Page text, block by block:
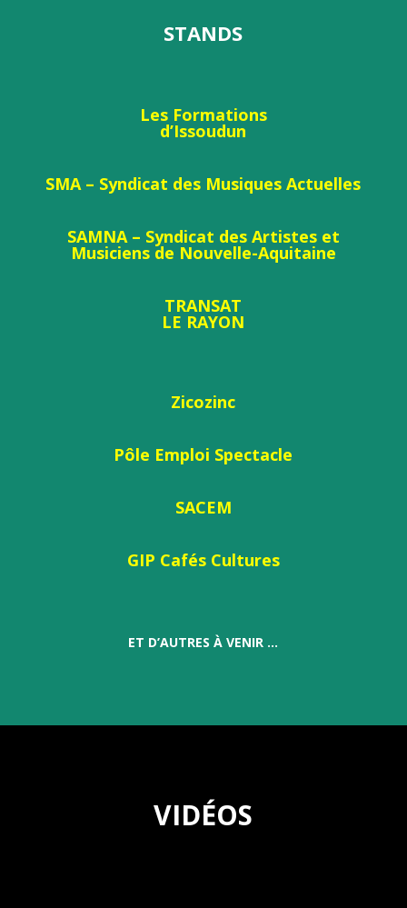
STANDS
Les Formations
d’Issoudun
SMA – Syndicat des Musiques Actuelles
SAMNA – Syndicat des Artistes et
Musiciens de Nouvelle-Aquitaine
TRANSAT
LE RAYON
Zicozinc
Pôle Emploi Spectacle
SACEM
GIP Cafés Cultures
ET D’AUTRES À VENIR …
VIDÉOS